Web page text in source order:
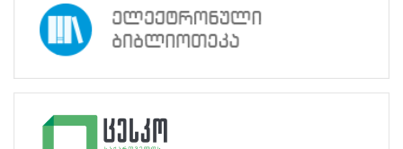
მემორანდუმი
მიღწევები
ხარისხის
პოლიტიკა
სიახლეები
საჯარო
სასწავლო